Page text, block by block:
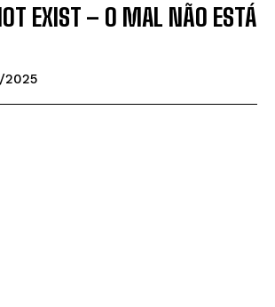
EXIST – O MAL NÃO ESTÁ
2025